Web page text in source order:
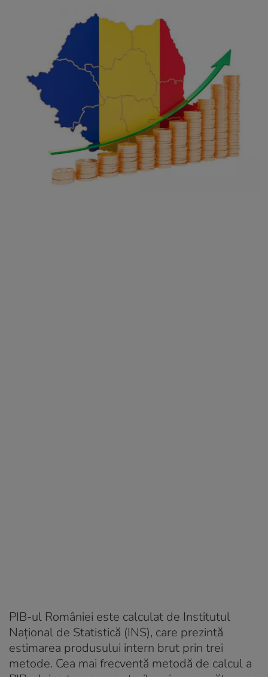
PIB-ul României este calculat de Institutul
Național de Statistică (INS), care prezintă
estimarea produsului intern brut prin trei
metode. Cea mai frecventă metodă de calcul a